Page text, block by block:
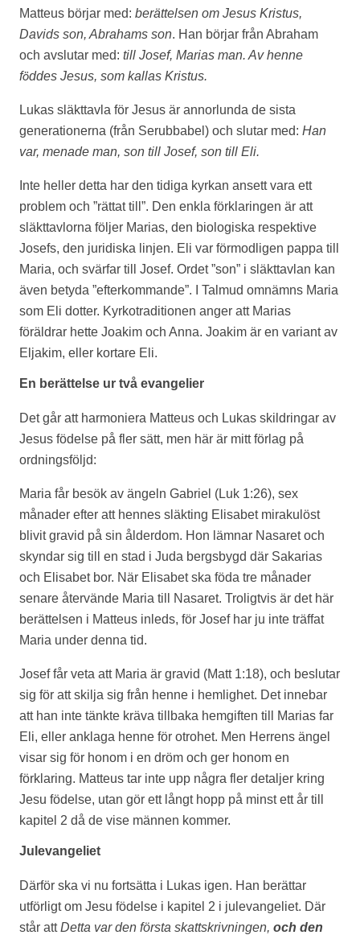
Matteus börjar med: berättelsen om Jesus Kristus,
Davids son, Abrahams son. Han börjar från Abraham
och avslutar med: till Josef, Marias man. Av henne
föddes Jesus, som kallas Kristus.
Lukas släkttavla för Jesus är annorlunda de sista
generationerna (från Serubbabel) och slutar med: Han
var, menade man, son till Josef, son till Eli.
Inte heller detta har den tidiga kyrkan ansett vara ett
problem och ”rättat till”. Den enkla förklaringen är att
släkttavlorna följer Marias, den biologiska respektive
Josefs, den juridiska linjen. Eli var förmodligen pappa till
Maria, och svärfar till Josef. Ordet ”son” i släkttavlan kan
även betyda ”efterkommande”. I Talmud omnämns Maria
som Eli dotter. Kyrkotraditionen anger att Marias
föräldrar hette Joakim och Anna. Joakim är en variant av
Eljakim, eller kortare Eli.
En berättelse ur två evangelier
Det går att harmoniera Matteus och Lukas skildringar av
Jesus födelse på fler sätt, men här är mitt förlag på
ordningsföljd:
Maria får besök av ängeln Gabriel (Luk 1:26), sex
månader efter att hennes släkting Elisabet mirakulöst
blivit gravid på sin ålderdom. Hon lämnar Nasaret och
skyndar sig till en stad i Juda bergsbygd där Sakarias
och Elisabet bor. När Elisabet ska föda tre månader
senare återvände Maria till Nasaret. Troligtvis är det här
berättelsen i Matteus inleds, för Josef har ju inte träffat
Maria under denna tid.
Josef får veta att Maria är gravid (Matt 1:18), och beslutar
sig för att skilja sig från henne i hemlighet. Det innebar
att han inte tänkte kräva tillbaka hemgiften till Marias far
Eli, eller anklaga henne för otrohet. Men Herrens ängel
visar sig för honom i en dröm och ger honom en
förklaring. Matteus tar inte upp några fler detaljer kring
Jesu födelse, utan gör ett långt hopp på minst ett år till
kapitel 2 då de vise männen kommer.
Julevangeliet
Därför ska vi nu fortsätta i Lukas igen. Han berättar
utförligt om Jesu födelse i kapitel 2 i julevangeliet. Där
står attDetta var den första skattskrivningen, och den